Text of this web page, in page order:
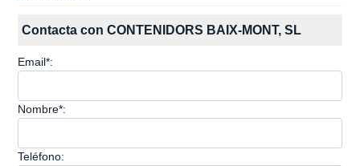
Contacta con CONTENIDORS BAIX-MONT, SL
Email*:
Nombre*:
Teléfono: